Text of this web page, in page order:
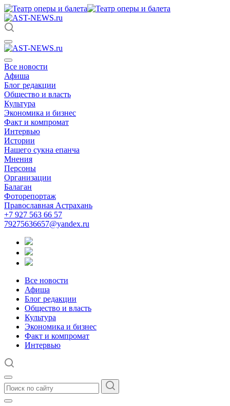
Все новости
Афиша
Блог редакции
Общество и власть
Культура
Экономика и бизнес
Факт и компромат
Интервью
Истории
Нашего сукна епанча
Мнения
Персоны
Организации
Балаган
Фоторепортаж
Православная Астрахань
+7 927 563 66 57
79275636657@yandex.ru
Все новости
Афиша
Блог редакции
Общество и власть
Культура
Экономика и бизнес
Факт и компромат
Интервью